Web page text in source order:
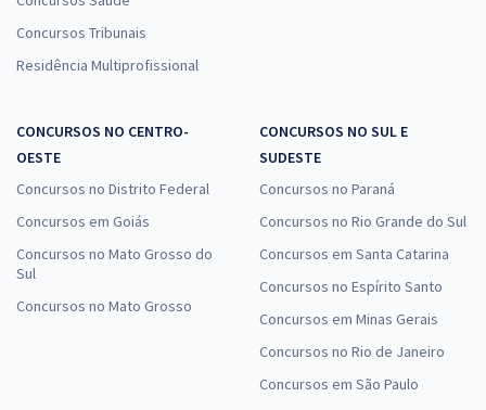
Concursos Tribunais
Residência Multiprofissional
CONCURSOS NO CENTRO-
OESTE
Concursos no Distrito Federal
Concursos em Goiás
Concursos no Mato Grosso do
Sul
Concursos no Mato Grosso
CONCURSOS NO SUL E
SUDESTE
Concursos no Paraná
Concursos no Rio Grande do Sul
Concursos em Santa Catarina
Concursos no Espírito Santo
Concursos em Minas Gerais
Concursos no Rio de Janeiro
Concursos em São Paulo